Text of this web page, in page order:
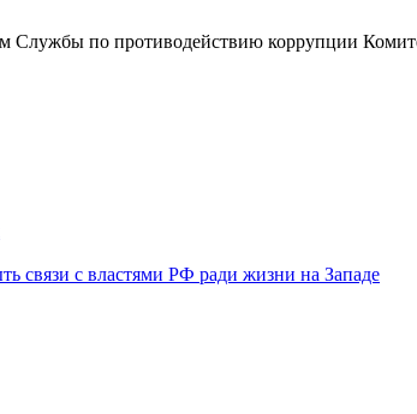
по противодействию коррупции
связи с властями РФ ради жизни на Западе